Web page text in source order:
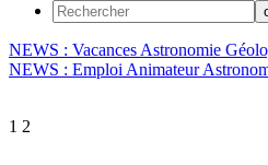
NEWS : Vacances Astronomie
NEWS : Emploi Animateur
1 2